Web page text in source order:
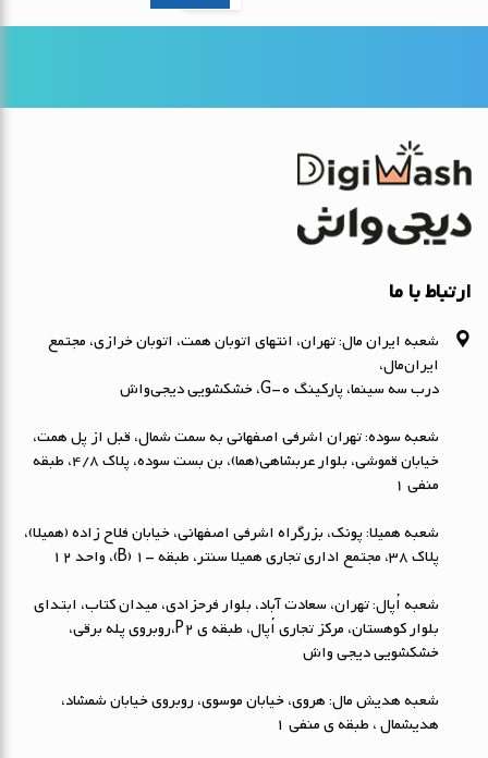
ارتباط با ما
شعبه ایران مال: تهران، انتهای اتوبان همت، اتوبان خرازی، مجتمع
ایران‌مال،
درب سه سینما، پارکینگ G-0، خشکشویی دیجی‌واش
شعبه سوده: تهران اشرفی اصفهانی به سمت شمال، قبل از پل همت،
خیابان قموشی، بلوار عربشاهی(هما)، بن بست سوده، پلاک ۴/۸، طبقه
منفی ۱
شعبه همیلا: پونک، بزرگراه اشرفی اصفهانی، خیابان فلاح زاده (همیلا)،
پلاک 38، مجتمع اداری تجاری همیلا سنتر، طبقه -1 (B)، واحد 12
شعبه اُپال: تهران، سعادت آباد، بلوار فرحزادی، میدان کتاب، ابتداي
بلوار کوهستان، مرکز تجاری اُپال، طبقه ی P2،روبروی پله برقی،
خشکشویی دیجی واش
شعبه هدیش مال: هروی، خیابان موسوی، روبروی خیابان شمشاد،
هدیشمال ، طبقه ی منفی 1